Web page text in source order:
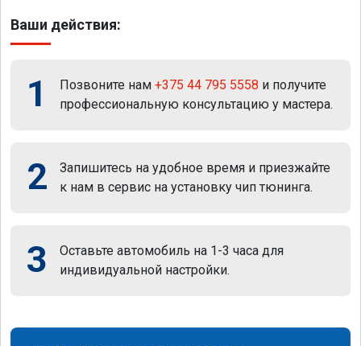
Ваши действия:
1 Позвоните нам +375 44 795 5558 и получите
профессиональную консультацию у мастера.
2
Запишитесь на удобное время и приезжайте
к нам в сервис на установку чип тюнинга.
3
Оставьте автомобиль на 1-3 часа для
индивидуальной настройки.